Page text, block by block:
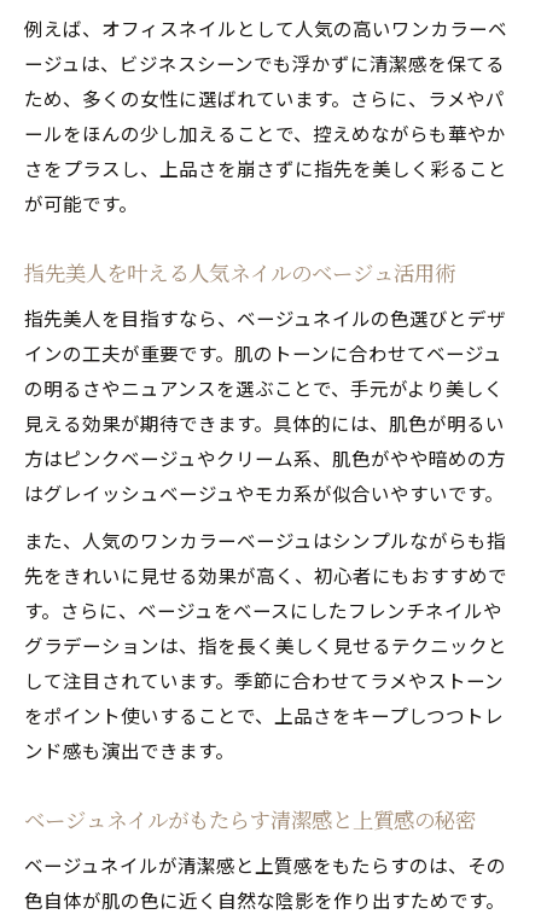
ュ特集
セルフで簡単！ワンカラーベージュの魅力
セルフでも簡単な人気ネイルのベージュワ
ンカラー術
ベージュネイルのワンカラーで人気ネイル
を実現
の魅力
人気ネイルを叶えるセルフベージュネイル
のコツ
ベージュワンカラーが人気ネイルになれる
理由
指先が長く美しく見える人気ネイル術
演出
ベージュネイルで指先が長く見える理由と
秘訣
人気ネイルで指を美しく見せるベージュ活
ベージュネイルで叶える華奢見え人気ネイ
人気ネイルで指先の美しさを引き出すベー
季節を楽しむならベージュネイル冬の提案
例えば、オフィスネイルとして人気の高いワンカラーベ
ージュは、ビジネスシーンでも浮かずに清潔感を保てる
ため、多くの女性に選ばれています。さらに、ラメやパ
ールをほんの少し加えることで、控えめながらも華やか
さをプラスし、上品さを崩さずに指先を美しく彩ること
が可能です。
指先美人を叶える人気ネイルのベージュ活用術
指先美人を目指すなら、ベージュネイルの色選びとデザ
インの工夫が重要です。肌のトーンに合わせてベージュ
の明るさやニュアンスを選ぶことで、手元がより美しく
見える効果が期待できます。具体的には、肌色が明るい
方はピンクベージュやクリーム系、肌色がやや暗めの方
はグレイッシュベージュやモカ系が似合いやすいです。
また、人気のワンカラーベージュはシンプルながらも指
先をきれいに見せる効果が高く、初心者にもおすすめで
す。さらに、ベージュをベースにしたフレンチネイルや
グラデーションは、指を長く美しく見せるテクニックと
して注目されています。季節に合わせてラメやストーン
をポイント使いすることで、上品さをキープしつつトレ
ンド感も演出できます。
ベージュネイルがもたらす清潔感と上質感の秘密
ベージュネイルが清潔感と上質感をもたらすのは、その
色自体が肌の色に近く自然な陰影を作り出すためです。